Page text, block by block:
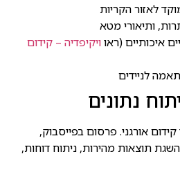
לאזור הקריות
ותיאורי מטא
איכותיים (ראוויקיפדיה – קידום
לניידים
נתונים
אורגני. פרסום בפייסבוק,
תוצאות מהירות, ניתוח דוחות,